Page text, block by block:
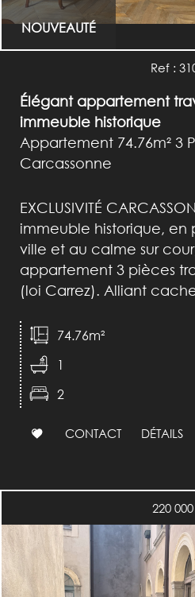
NOUVEAUTÉ
Ref :
Élégant appartement
immeuble historique
Appartement 74.76m² 3
Carcassonne
EXCLUSIVITÉ
immeuble historique,
ville et au calme sur
appartement 3 pièces
(loi Carrez). Alliant
74.76m²
1
2
CONTACT DÉTAILS
220 000